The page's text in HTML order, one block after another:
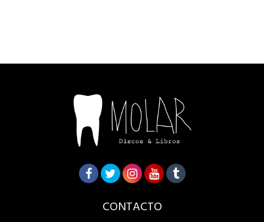
CONTACTO